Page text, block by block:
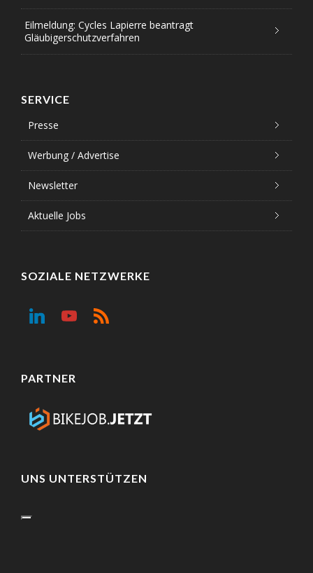
Eilmeldung: Cycles Lapierre beantragt
Gläubigerschutzverfahren
SERVICE
Presse
Werbung / Advertise
Newsletter
Aktuelle Jobs
SOZIALE NETZWERKE
PARTNER
UNS UNTERSTÜTZEN